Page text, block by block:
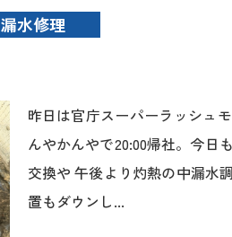
漏水修理
昨日は官庁スーパーラッシュ
んやかんやで20:00帰社。今日
交換や 午後より灼熱の中漏水
置もダウンし...